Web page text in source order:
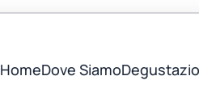
HomeDove Siamo